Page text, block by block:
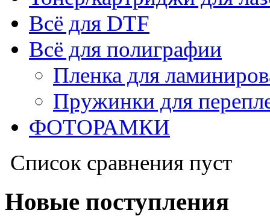
Всё для DTF
Всё для полиграфии
Пленка для
Пружинки для
ФОТОРАМКИ
Список сравнения пуст
Новые поступления